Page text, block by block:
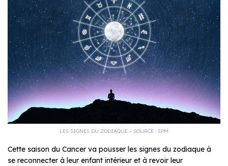
LES SIGNES DU ZODIAQUE – SOURCE : SPM
Cette saison du Cancer va pousser les signes du zodiaque à
se reconnecter à leur enfant intérieur et à revoir leur